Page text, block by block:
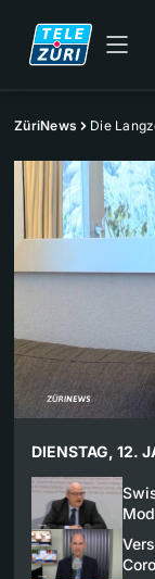
ZüriNews Die
DIENSTAG, 12.